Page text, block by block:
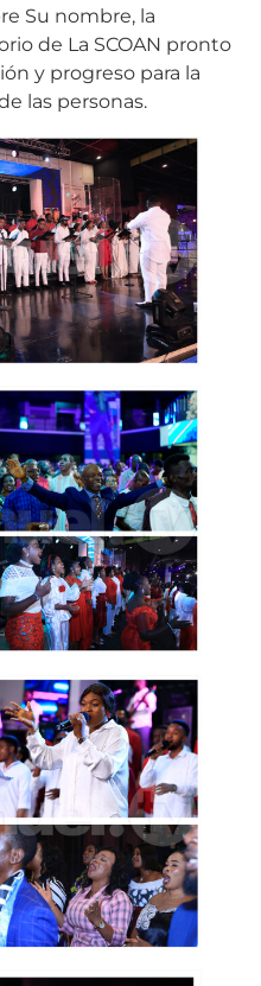
Su nombre, la
de La SCOAN pronto
y progreso para la
las personas.